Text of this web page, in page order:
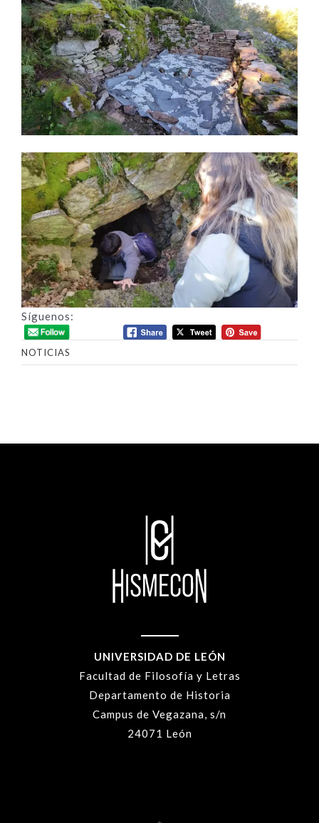
Síguenos:
NOTICIAS
UNIVERSIDAD DE LEÓN
Facultad de Filosofía y Letras
Departamento de Historia
Campus de Vegazana, s/n
24071 León